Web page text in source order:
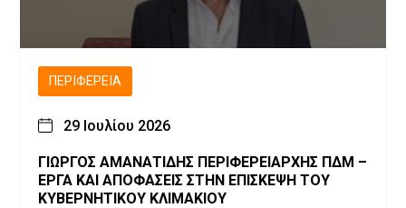
ΠΕΡΙΦΈΡΕΙΑ
29 Ιουλίου 2026
ΓΙΩΡΓΟΣ ΑΜΑΝΑΤΙΔΗΣ ΠΕΡΙΦΕΡΕΙΑΡΧΗΣ ΠΔΜ –
ΕΡΓΑ ΚΑΙ ΑΠΟΦΑΣΕΙΣ ΣΤΗΝ ΕΠΙΣΚΕΨΗ ΤΟΥ
ΚΥΒΕΡΝΗΤΙΚΟΥ ΚΛΙΜΑΚΙΟΥ